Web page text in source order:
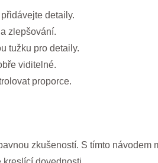
detaily.
zlepšování.
tužku pro detaily.
viditelné.
proporce.
zkušeností. S tímto